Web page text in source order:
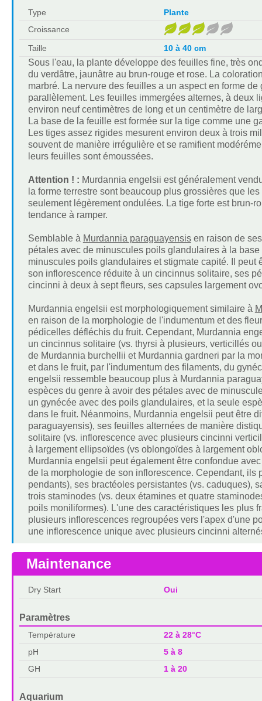
Type
Plante
Croissance
Taille
10 à 40 cm
Sous l'eau, la plante développe des feuilles fine, très
du verdâtre, jaunâtre au brun-rouge et rose. La
marbré. La nervure des feuilles a un aspect en forme
parallèlement. Les feuilles immergées alternes, à deux
environ neuf centimètres de long et un centimètre de
La base de la feuille est formée sur la tige comme une
Les tiges assez rigides mesurent environ deux à trois
souvent de manière irrégulière et se ramifient
leurs feuilles sont émoussées.
Attention ! : Murdannia engelsii est généralement
la forme terrestre sont beaucoup plus grossières que
seulement légèrement ondulées. La tige forte est brun-
tendance à ramper.
Semblable à Murdannia paraguayensisen raison de
pétales avec de minuscules poils glandulaires à la
minuscules poils glandulaires et stigmate capité. Il
son inflorescence réduite à un cincinnus solitaire, ses
cincinni à deux à sept fleurs, ses capsules largement
Murdannia engelsii est morphologiquement similaire à
en raison de la morphologie de l'indumentum et des
pédicelles défléchis du fruit. Cependant, Murdannia
un cincinnus solitaire (vs. thyrsi à plusieurs, verticillés
de Murdannia burchellii et Murdannia gardneri par la
et dans le fruit, par l'indumentum des filaments, du
engelsii ressemble beaucoup plus à Murdannia
espèces du genre à avoir des pétales avec de
un gynécée avec des poils glandulaires, et la seule
dans le fruit. Néanmoins, Murdannia engelsii peut être
paraguayensis), ses feuilles alternées de manière
solitaire (vs. inflorescence avec plusieurs cincinni
à largement ellipsoïdes (vs oblongoïdes à largement
Murdannia engelsii peut également être confondue
de la morphologie de son inflorescence. Cependant,
pendants), ses bractéoles persistantes (vs. caduques),
trois staminodes (vs. deux étamines et quatre
poils moniliformes). L'une des caractéristiques les plus
plusieurs inflorescences regroupées vers l'apex d'une
une inflorescence unique avec plusieurs cincinni
Maintenance
Dry Start Oui
Paramètres
Température
22 à 28°C
pH
5 à 8
GH
1 à 20
Aquarium